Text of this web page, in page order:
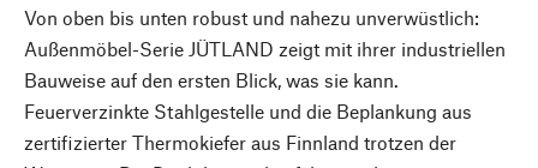
Von oben bis unten robust und nahezu unverwüstlich:
Außenmöbel-Serie JÜTLAND zeigt mit ihrer industriellen
Bauweise auf den ersten Blick, was sie kann.
Feuerverzinkte Stahlgestelle und die Beplankung aus
zertifizierter Thermokiefer aus Finnland trotzen der